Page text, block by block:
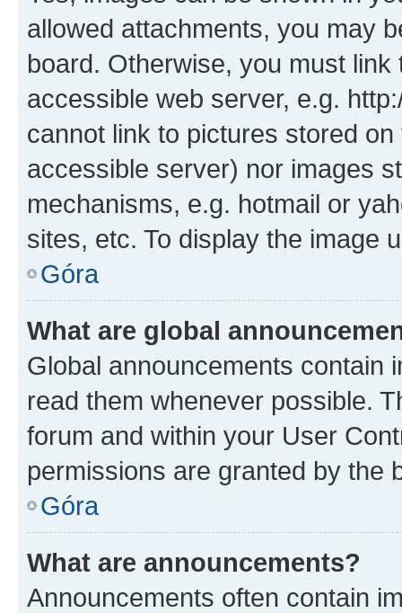
allowed attachments, you may
board. Otherwise, you must
accessible web server, e.g.
cannot link to pictures stored
accessible server) nor images
mechanisms, e.g. hotmail or
sites, etc. To display the image
Góra
What are global
Global announcements contain
read them whenever possible.
forum and within your User
permissions are granted by the
Góra
What are announcements?
Announcements often contain